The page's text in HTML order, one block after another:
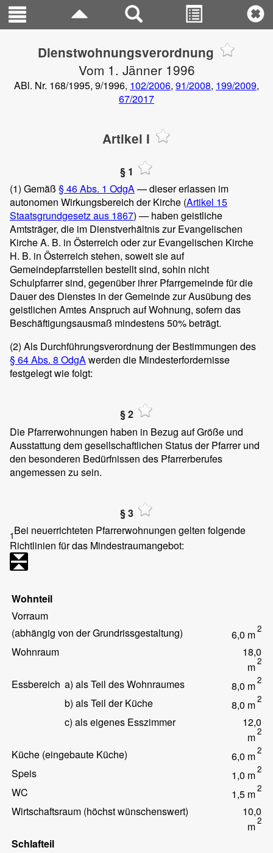
Dienstwohnungsverordnung
Vom 1. Jänner 1996
ABl. Nr. 168/1995, 9/1996, 102/2006, 91/2008, 199/2009,
67/2017
Artikel I
§ 1
(1) Gemäß § 46 Abs. 1 OdgA— dieser erlassen im
autonomen Wirkungsbereich der Kirche (Artikel 15
Staatsgrundgesetz aus 1867) — haben geistliche
Amtsträger, die im Dienstverhältnis zur Evangelischen
Kirche A. B. in Österreich oder zur Evangelischen Kirche
H. B. in Österreich stehen, soweit sie auf
Gemeindepfarrstellen bestellt sind, sohin nicht
Schulpfarrer sind, gegenüber ihrer Pfarrgemeinde für die
Dauer des Dienstes in der Gemeinde zur Ausübung des
geistlichen Amtes Anspruch auf Wohnung, sofern das
Beschäftigungsausmaß mindestens 50% beträgt.
(2) Als Durchführungsverordnung der Bestimmungen des
§ 64 Abs. 8 OdgAwerden die Mindesterfordernisse
festgelegt wie folgt:
§ 2
Die Pfarrerwohnungen haben in Bezug auf Größe und
Ausstattung dem gesellschaftlichen Status der Pfarrer und
den besonderen Bedürfnissen des Pfarrerberufes
angemessen zu sein.
§ 3
1Bei neuerrichteten Pfarrerwohnungen gelten folgende
Richtlinien für das Mindestraumangebot:
Wohnteil
Vorraum
(abhängig von der Grundrissgestaltung)
6,0 m2
Wohnraum
18,0
m2
Essbereich a) als Teil des Wohnraumes 8,0 m2
b) als Teil der Küche 8,0 m2
c) als eigenes Esszimmer
12,0
m2
Küche (eingebaute Küche) 6,0 m2
Speis 1,0 m2
WC 1,5 m2
Wirtschaftsraum (höchst wünschenswert)
10,0
m2
Schlafteil